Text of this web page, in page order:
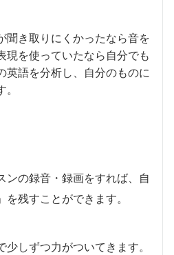
聞き取りにくかったなら音を
現を使っていたなら自分でも
英語を分析し、自分のものに
ンの録音・録画をすれば、自
残すことができます。
しずつ力がついてきます。